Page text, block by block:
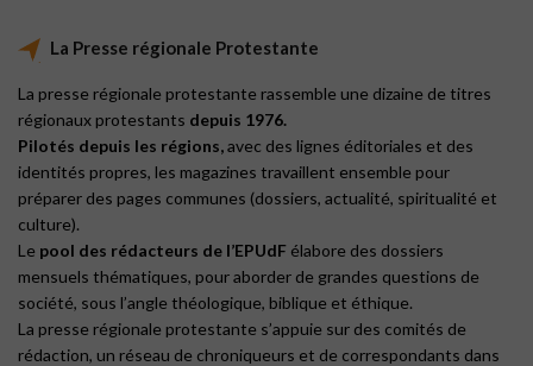
La Presse régionale Protestante
La presse régionale protestante rassemble une dizaine de titres
régionaux protestants depuis 1976.
Pilotés depuis les régions,avec des lignes éditoriales et des
identités propres, les magazines travaillent ensemble pour
préparer des pages communes (dossiers, actualité, spiritualité et
culture).
Le pool des rédacteurs de l’EPUdF élabore des dossiers
mensuels thématiques, pour aborder de grandes questions de
société, sous l’angle théologique, biblique et éthique.
La presse régionale protestante s’appuie sur des comités de
rédaction, un réseau de chroniqueurs et de correspondants dans